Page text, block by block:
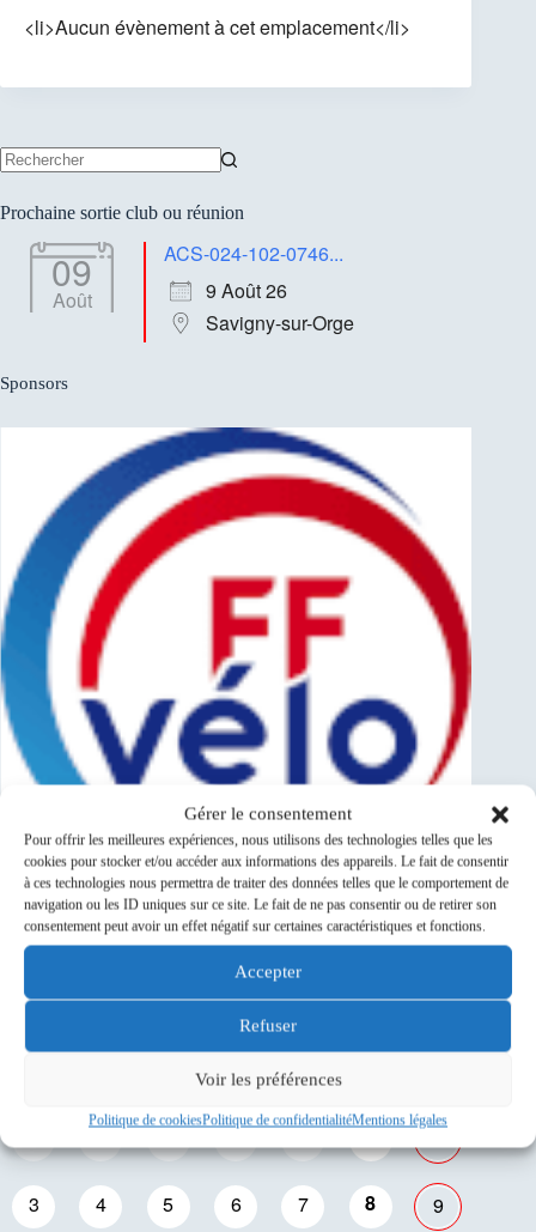
Gérer le consentement
Pour offrir les meilleures expériences, nous utilisons des technologies telles que les
cookies pour stocker et/ou accéder aux informations des appareils. Le fait de consentir
à ces technologies nous permettra de traiter des données telles que le comportement de
navigation ou les ID uniques sur ce site. Le fait de ne pas consentir ou de retirer son
consentement peut avoir un effet négatif sur certaines caractéristiques et fonctions.
Accepter
Refuser
Voir les préférences
Politique de cookiesPolitique de confidentialitéMentions légales
<li>Aucun évènement à cet emplacement</li>
résultat
Prochaine sortie club ou réunion
09
Août
ACS-024-102-0746...
9 Août 26
Savigny-sur-Orge
Sponsors
J V
28 29 30 31 1
3 4 5 6 7 8 9